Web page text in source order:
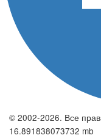
© 2002-2026. Все
16.891838073732 mb